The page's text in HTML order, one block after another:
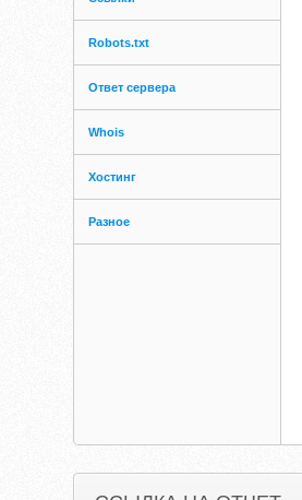
Robots.txt
Ответ сервера
Whois
Хостинг
Разное